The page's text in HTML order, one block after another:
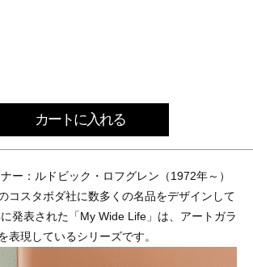
ー：ルドビック・ロフグレン（1972年～）
コスタボダ社に数多くの名品をデザインして
発表された「My Wide Life」は、アートガラ
表現しているシリーズです。